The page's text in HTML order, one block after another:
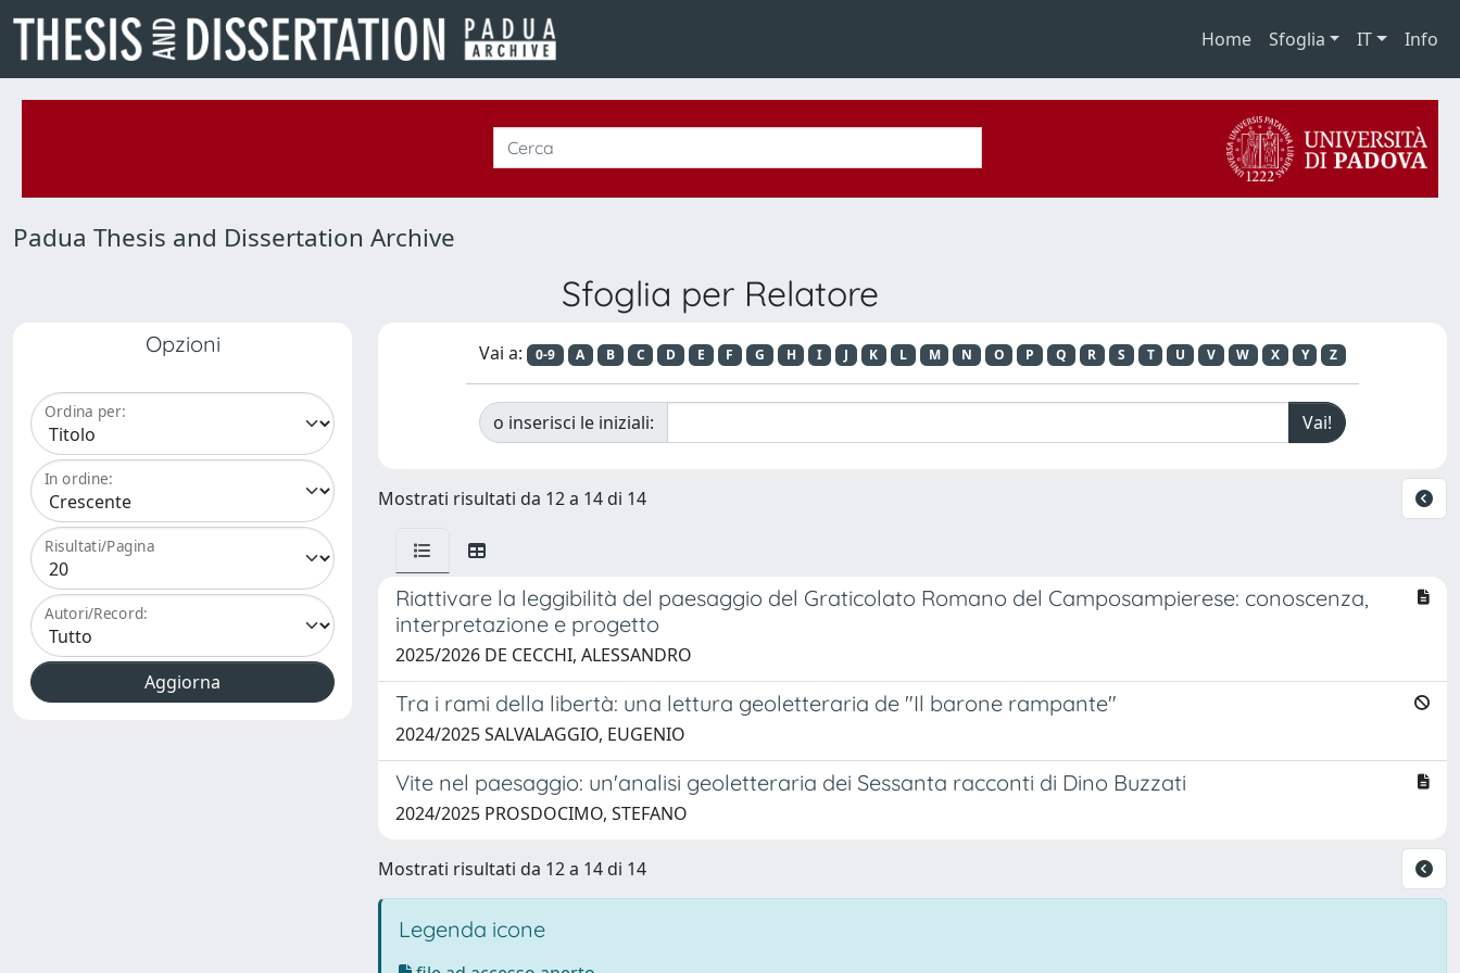
Home Sfoglia IT Info
Padua Thesis and Dissertation Archive
Sfoglia per Relatore
Opzioni
Ordina per:
In ordine:
Risultati/Pagina
Autori/Record:
Vai a: 0-9 A B C D E F G H I J K L M N O P Q R S T U V W X Y Z
o inserisci le iniziali:
Mostrati risultati da 12 a 14 di 14
Riattivare la leggibilità del paesaggio del Graticolato Romano del Camposampierese: conoscenza,
interpretazione e progetto
2025/2026 DE CECCHI, ALESSANDRO
Tra i rami della libertà: una lettura geoletteraria de "Il barone rampante"
2024/2025 SALVALAGGIO, EUGENIO
Vite nel paesaggio: un'analisi geoletteraria dei Sessanta racconti di Dino Buzzati
2024/2025 PROSDOCIMO, STEFANO
Mostrati risultati da 12 a 14 di 14
Legenda icone